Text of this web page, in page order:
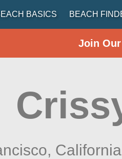
BASICS BEACH
Join
California